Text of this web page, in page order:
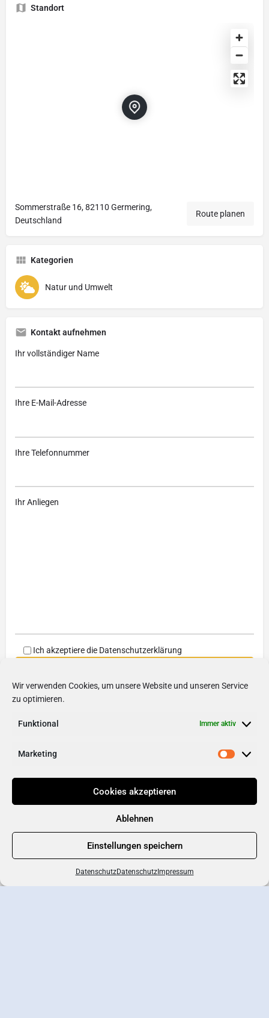
Wir verwenden Cookies, um unsere Website und unseren Service
zu optimieren.
Funktional Immer aktiv
Marketing
Cookies akzeptieren
Ablehnen
Einstellungen speichern
DatenschutzDatenschutzImpressum
Standort
Sommerstraße 16, 82110 Germering,
Deutschland
Route planen
Kategorien
Natur und Umwelt
Kontakt aufnehmen
Ihr vollständiger Name
Ihre E-Mail-Adresse
Ihre Telefonnummer
Ihr Anliegen
Ich akzeptiere die Datenschutzerklärung
Friendly Captcha